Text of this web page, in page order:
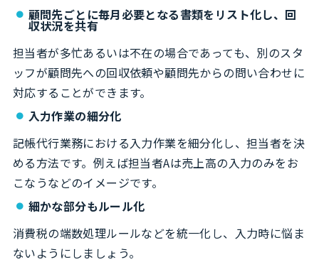
顧問先ごとに毎月必要となる書類をリスト化し、回
収状況を共有
担当者が多忙あるいは不在の場合であっても、別のスタ
ッフが顧問先への回収依頼や顧問先からの問い合わせに
対応することができます。
入力作業の細分化
記帳代行業務における入力作業を細分化し、担当者を決
める方法です。例えば担当者Aは売上高の入力のみをお
こなうなどのイメージです。
細かな部分もルール化
消費税の端数処理ルールなどを統一化し、入力時に悩ま
ないようにしましょう。